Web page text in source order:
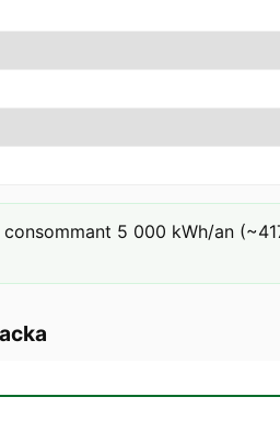
5 000 kWh/an